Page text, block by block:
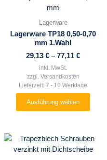
Lagerware
Lagerware TP18 0,50-0,70
mm 1.Wahl
29,13 € – 77,11 €
inkl. MwSt.
zzgl. Versandkosten
Lieferzeit: 7 - 10 Werktage
Ausführung wählen
Produkt
Varianten
Die
Optionen
können
auf
der
Produktseite
werden
Dieses
Produkt